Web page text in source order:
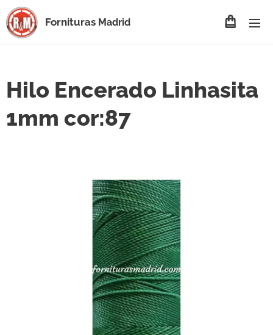
Fornituras Madrid
Hilo Encerado Linhasita
1mm cor:87